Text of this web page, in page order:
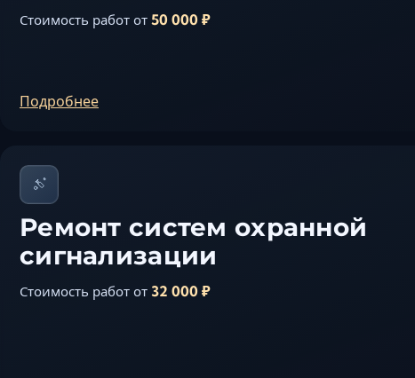
Стоимость работ от 50 000 ₽
Подробнее
Ремонт систем охранной
сигнализации
Стоимость работ от 32 000 ₽